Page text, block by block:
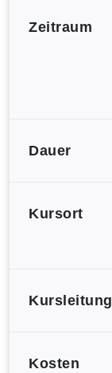
Zeitraum
Dauer
Kursort
Kursleitung
Kosten